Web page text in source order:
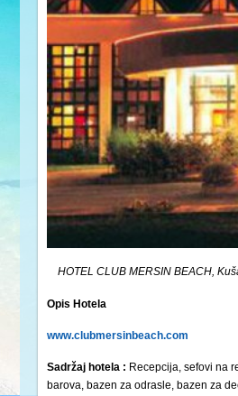
HOTEL CLUB MERSIN BEACH,
Opis Hotela
www.clubmersinbeach.com
Sadržaj hotela : Recepcija, sefovi na
barova, bazen za odrasle, bazen za